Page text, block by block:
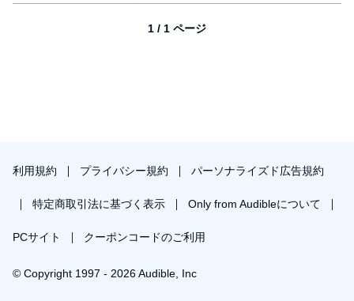
1 / 1 ページ
利用規約 プライバシー規約 パーソナライズド広告規約
特定商取引法に基づく表示 Only from Audibleについて
PCサイト クーポンコードのご利用
© Copyright 1997 - 2026 Audible, Inc